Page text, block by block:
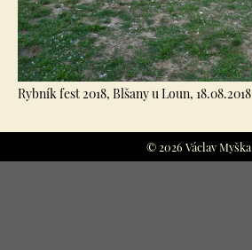
Rybník fest 2018, Blšany u Loun, 18.08.2018
© 2026 Václav Myška